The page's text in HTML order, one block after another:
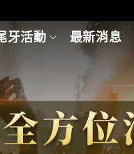
牙活動 最新消息